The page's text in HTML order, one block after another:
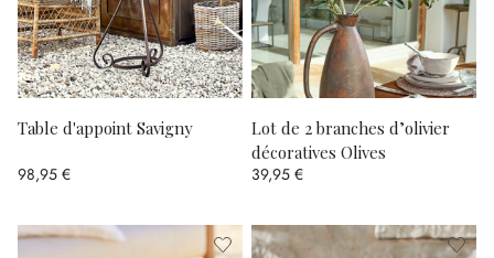
Table d'appoint Savigny
98,95 €
Lot de 2 branches d’olivier
décoratives Olives
39,95 €